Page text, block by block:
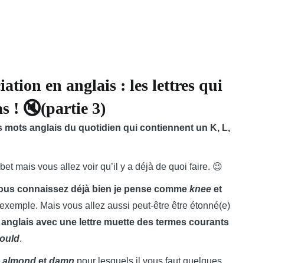
en anglais : les lettres qui
! 🔇(partie 3)
mots anglais du quotidien qui contiennent un K, L,
mais vous allez voir qu’il y a déjà de quoi faire. 😉
connaissez déjà bien je pense commekneeet
Mais vous allez aussi peut-être être étonné(e)
avec une lettre muette des termes courants
.